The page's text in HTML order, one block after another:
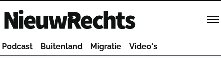
Homepage van NieuwRechts
Podcast Buitenland Migratie Video's